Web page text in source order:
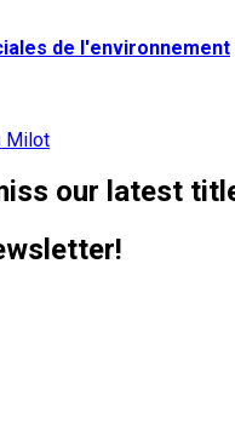
de l'environnement
Milot
our latest